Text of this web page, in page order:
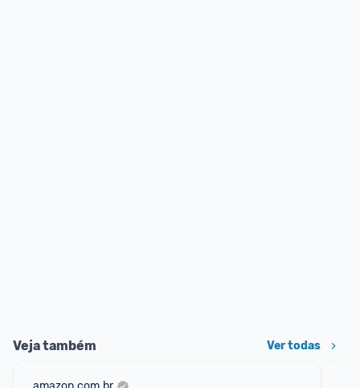
Veja também Ver todas